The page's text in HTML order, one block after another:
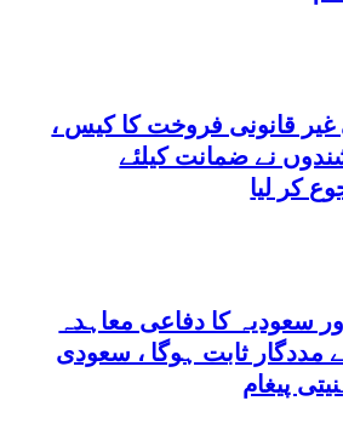
غیر قانونی فروخت کا کیس ،
باشندوں نے ضمانت کیلئے
کر لیا
سعودیہ کا دفاعی معاہدہ
مددگار ثابت ہوگا ، سعودی
پیغام